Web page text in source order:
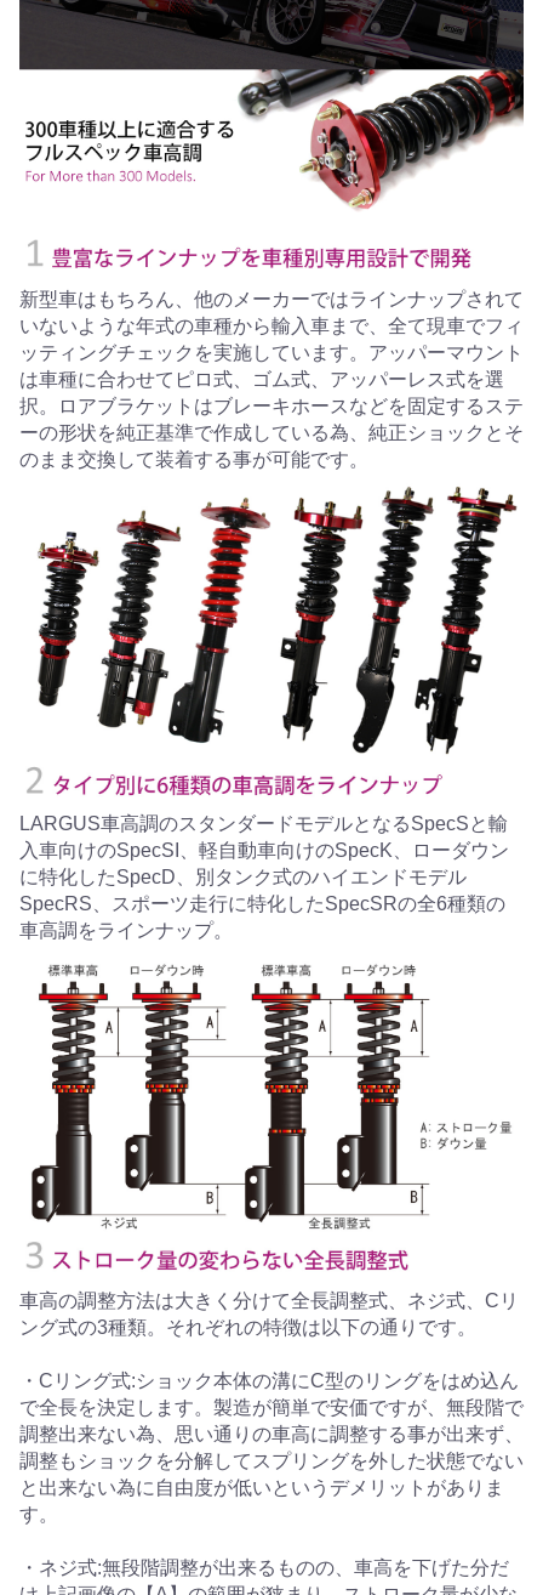
新型車はもちろん、他のメーカーではラインナップされて
いないような年式の車種から輸入車まで、全て現車でフィ
ッティングチェックを実施しています。アッパーマウント
は車種に合わせてピロ式、ゴム式、アッパーレス式を選
択。ロアブラケットはブレーキホースなどを固定するステ
ーの形状を純正基準で作成している為、純正ショックとそ
のまま交換して装着する事が可能です。
LARGUS車高調のスタンダードモデルとなるSpecSと輸
入車向けのSpecSI、軽自動車向けのSpecK、ローダウン
に特化したSpecD、別タンク式のハイエンドモデル
SpecRS、スポーツ走行に特化したSpecSRの全6種類の
車高調をラインナップ。
車高の調整方法は大きく分けて全長調整式、ネジ式、Cリ
ング式の3種類。それぞれの特徴は以下の通りです。
・Cリング式:ショック本体の溝にC型のリングをはめ込ん
で全長を決定します。製造が簡単で安価ですが、無段階で
調整出来ない為、思い通りの車高に調整する事が出来ず、
調整もショックを分解してスプリングを外した状態でない
と出来ない為に自由度が低いというデメリットがありま
す。
・ネジ式:無段階調整が出来るものの、車高を下げた分だ